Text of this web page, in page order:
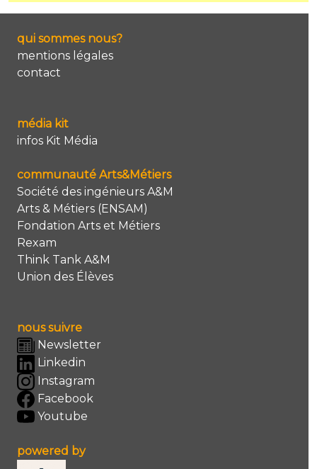
qui sommes nous?
mentions légales
contact
média kit
infos Kit Média
communauté Arts&Métiers
Société des ingénieurs A&M
Arts & Métiers (ENSAM)
Fondation Arts et Métiers
Rexam
Think Tank A&M
Union des Élèves
nous suivre
Newsletter
Linkedin
Instagram
Facebook
Youtube
powered by